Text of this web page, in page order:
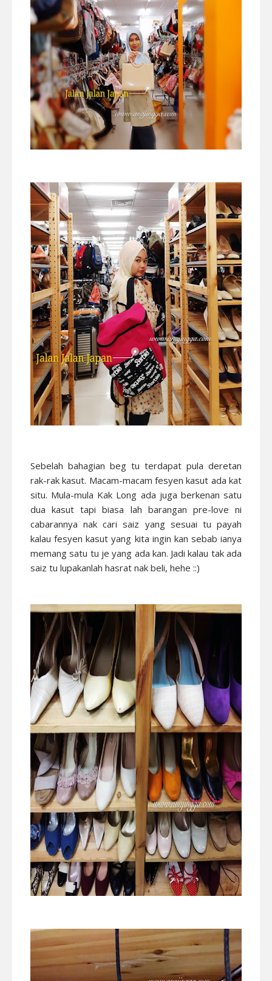
Sebelah bahagian beg tu terdapat pula deretan
rak-rak kasut. Macam-macam fesyen kasut ada kat
situ. Mula-mula Kak Long ada juga berkenan satu
dua kasut tapi biasa lah barangan pre-love ni
cabarannya nak cari saiz yang sesuai tu payah
kalau fesyen kasut yang kita ingin kan sebab ianya
memang satu tu je yang ada kan. Jadi kalau tak ada
saiz tu lupakanlah hasrat nak beli, hehe ::)